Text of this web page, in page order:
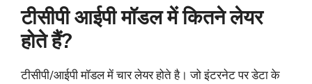
टीसीपी आईपी मॉडल में कितने लेयर
होते हैं?
टीसीपी/आईपी मॉडल में चार लेयर होते है। जो इंटरनेट पर डेटा के